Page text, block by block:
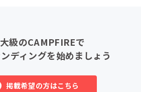
級のCAMPFIREで
ディングを始めましょう
掲載希望の方はこちら